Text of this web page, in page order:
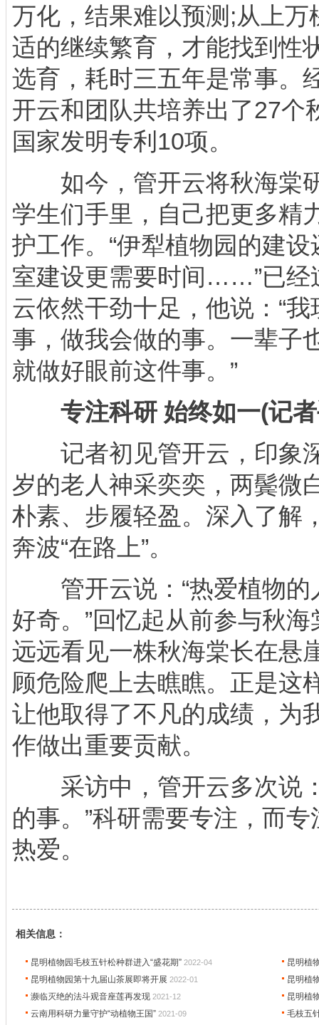
万化，结果难以预测;从上
适的继续繁育，才能找到性
选育，耗时三五年是常事。
开云和团队共培养出了27个
国家发明专利10项。
如今，管开云将秋海棠
学生们手里，自己把更多精
护工作。“伊犁植物园的建
室建设更需要时间……”已经
云依然干劲十足，他说：“
事，做我会做的事。一辈子
就做好眼前这件事。”
专注科研 始终如一(记者
记者初见管开云，印象
岁的老人神采奕奕，两鬓微
朴素、步履轻盈。深入了解
奔波“在路上”。
管开云说：“热爱植物的
好奇。”回忆起从前参与秋
远远看见一株秋海棠长在悬
顾危险爬上去瞧瞧。正是这
让他取得了不凡的成绩，为
作做出重要贡献。
采访中，管开云多次说：
的事。”科研需要专注，而
热爱。
相关信息：
昆明植物园毛枝五针松种群进入“盛花期” 2022-04
昆明植
昆明植物园第十九届山茶展即将开展 2022-01
昆明植
濒临灭绝的法斗观音座莲再发现 2021-12
昆明植
云南用科研力量守护“动植物王国” 2021-09
毛枝五